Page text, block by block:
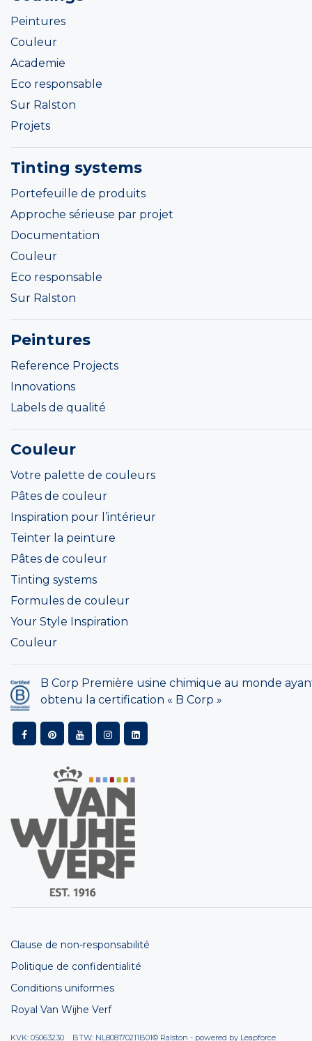
Peintures
Couleur
Academie
Eco responsable
Sur Ralston
Projets
Tinting systems
Portefeuille de produits
Approche sérieuse par projet
Documentation
Couleur
Eco responsable
Sur Ralston
Peintures
Reference Projects
Innovations
Labels de qualité
Couleur
Votre palette de couleurs
Pâtes de couleur
Inspiration pour l’intérieur
Teinter la peinture
Pâtes de couleur
Tinting systems
Formules de couleur
Your Style Inspiration
Couleur
B Corp Première usine chimique au monde
obtenu la certification « B Corp »
Clause de non-responsabilité
Politique de confidentialité
Conditions uniformes
Royal Van Wijhe Verf
KVK: 05063230 BTW: NL808170211B01© Ralston - powered by Leapforce